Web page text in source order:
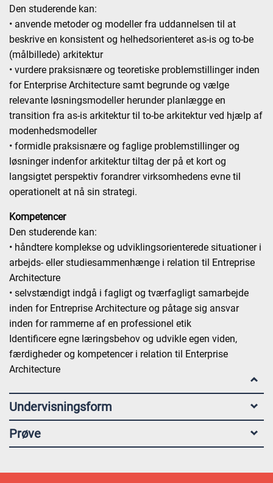
Den studerende kan:
• anvende metoder og modeller fra uddannelsen til at
beskrive en konsistent og helhedsorienteret as-is og to-be
(målbillede) arkitektur
• vurdere praksisnære og teoretiske problemstillinger inden
for Enterprise Architecture samt begrunde og vælge
relevante løsningsmodeller herunder planlægge en
transition fra as-is arkitektur til to-be arkitektur ved hjælp af
modenhedsmodeller
• formidle praksisnære og faglige problemstillinger og
løsninger indenfor arkitektur tiltag der på et kort og
langsigtet perspektiv forandrer virksomhedens evne til
operationelt at nå sin strategi.
Kompetencer
Den studerende kan:
• håndtere komplekse og udviklingsorienterede situationer i
arbejds- eller studiesammenhænge i relation til Entreprise
Architecture
• selvstændigt indgå i fagligt og tværfagligt samarbejde
inden for Entreprise Architecture og påtage sig ansvar
inden for rammerne af en professionel etik
Identificere egne læringsbehov og udvikle egen viden,
færdigheder og kompetencer i relation til Enterprise
Architecture
Undervisningsform
Prøve